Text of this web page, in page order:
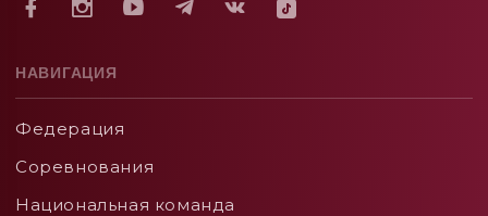
НАВИГАЦИЯ
Федерация
Соревнования
Национальная команда